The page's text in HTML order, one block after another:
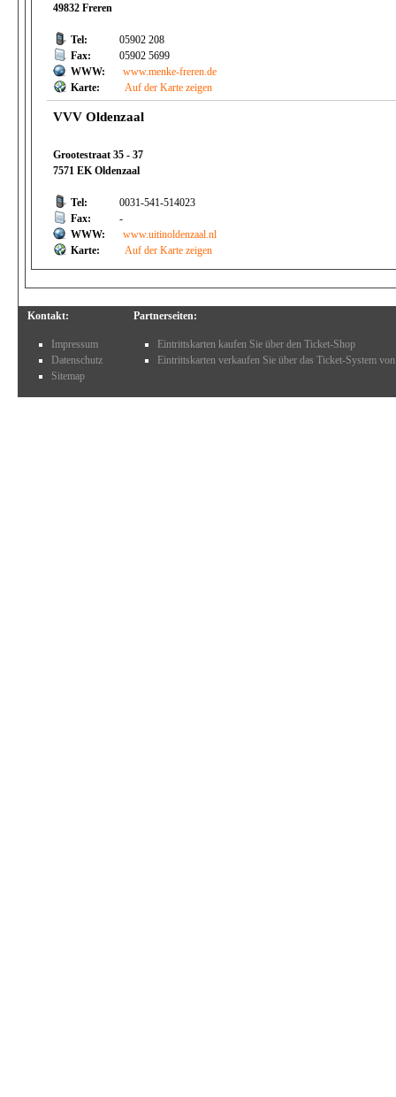
49832 Freren
Tel:
05902 208
Fax:
05902 5699
WWW:
www.menke-freren.de
Karte:
Auf der Karte zeigen
VVV Oldenzaal
Grootestraat 35 - 37
7571 EK Oldenzaal
Tel:
0031-541-514023
Fax:
-
WWW:
www.uitinoldenzaal.nl
Karte:
Auf der Karte zeigen
Kontakt:
Impressum
Datenschutz
Sitemap
Partnerseiten:
Eintrittskarten kaufen Sie über den Ticket-Shop
Eintrittskarten verkaufen Sie über das Ticket-System